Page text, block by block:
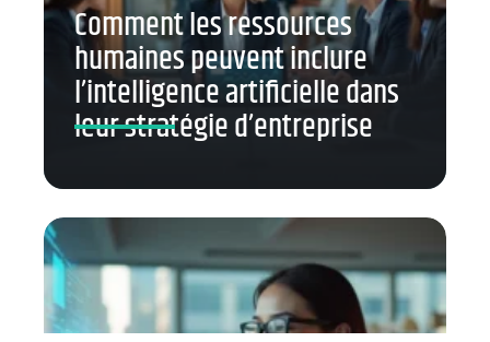
Comment les ressources
humaines peuvent inclure
l’intelligence artificielle dans
leur stratégie d’entreprise